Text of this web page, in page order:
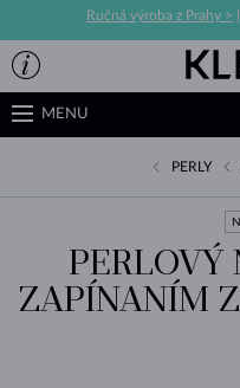
Ručná výroba z Prahy >
MENU
PERLY
PERLOVÝ
ZAPÍNANÍM